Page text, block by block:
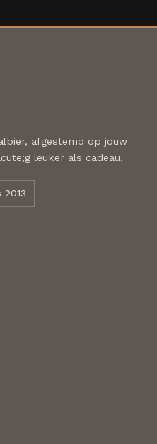
afgestemd op jouw
leuker als cadeau.